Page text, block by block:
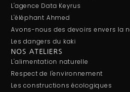
L'agence Data Keyrus
L'éléphant Ahmed
Avons-nous des devoirs envers la
Les dangers du kaki
NOS ATELIERS
L'alimentation naturelle
Respect de l'environnement
Les constructions écologiques